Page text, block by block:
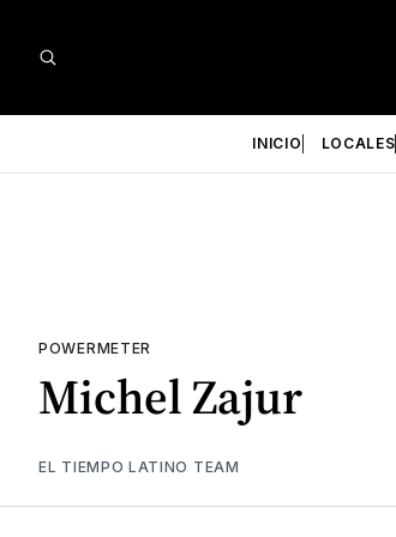
INICIO LOCALES
POWERMETER
Michel Zajur
EL TIEMPO LATINO TEAM